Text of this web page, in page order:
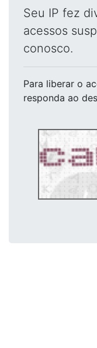
Seu IP fez
acessos
conosco.
Para liberar o
responda ao